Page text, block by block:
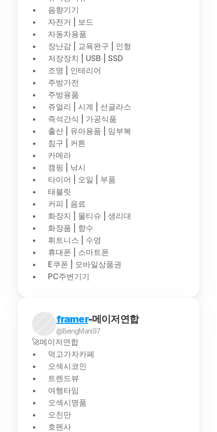
음향기기
자전거 | 보드
자동차용품
장난감 | 교육완구 | 인형
저장장치 | USB | SSD
조명 | 인테리어
주방가전
주방용품
쥬얼리 | 시계 | 선글라스
즉석간식 | 가공식품
출산 | 유아용품 | 임부복
침구 | 커튼
카메라
캠핑 | 낚시
타이어 | 오일 | 부품
태블릿
커피 | 음료
화장지 | 물티슈 | 생리대
화장품 | 향수
휘트니스 | 수영
휴대폰 | 스마트폰
E쿠폰 | 모바일상품권
PC주변기기
framer-메이저연합
@BeingMani97
🚀메이저연합
먹고가자카페
오섹시코인
트렌드뷰
여행타임
오섹시명품
오친만
호펜사